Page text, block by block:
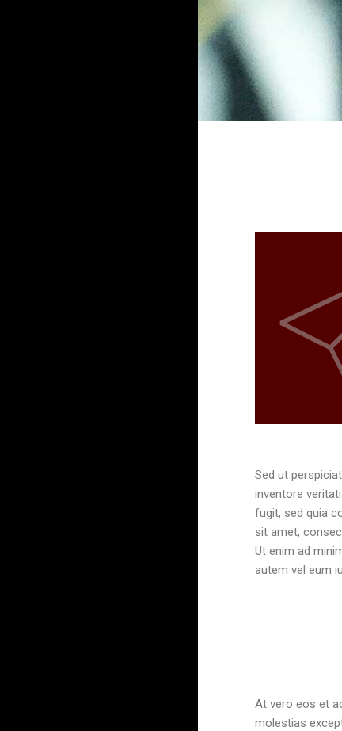
Sed ut
inventore
fugit, sed quia
sit amet,
Ut enim ad
autem vel eum
At vero eos et
molestias